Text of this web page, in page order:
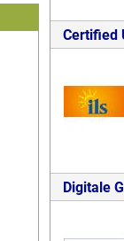
Certified
Digitale